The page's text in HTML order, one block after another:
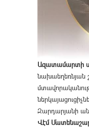
Ազատամարտի
նախաեղեռնյան
Զարդարյանի
Վէմ